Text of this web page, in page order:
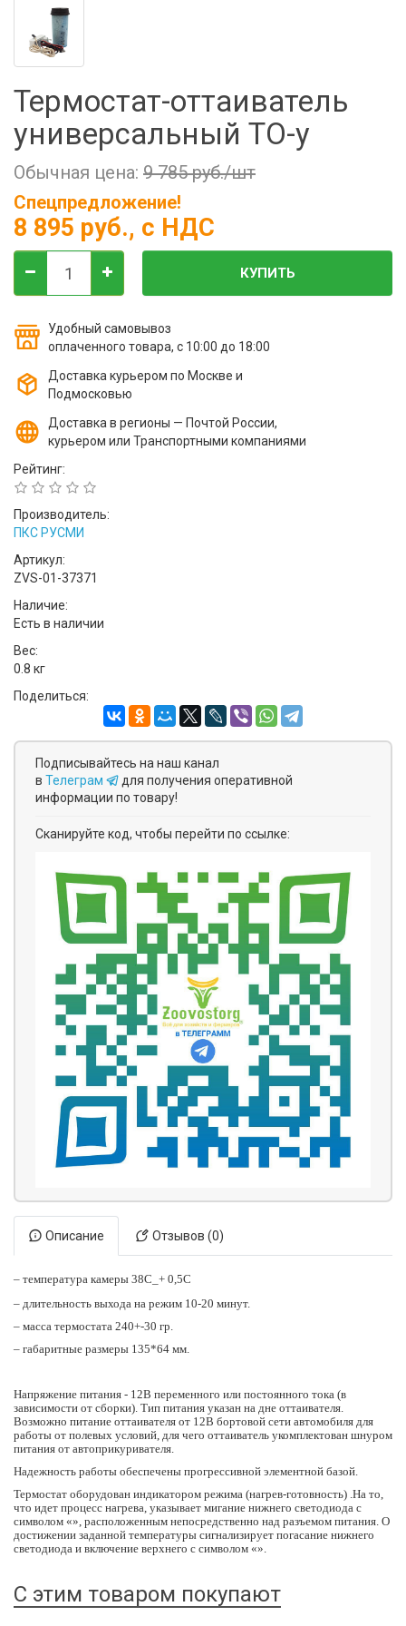
Фильтры молочные
Электронная маркировка коров
Держатели лизунцов
Термостат-оттаиватель
универсальный ТО-у
Обычная цена: 9 785 руб./шт
Спецпредложение!
8 895 руб., с НДС
КУПИТЬ
Удобный самовывоз
оплаченного товара, с 10:00 до 18:00
Доставка курьером по Москве и
Подмосковью
Доставка в регионы — Почтой России,
курьером или Транспортными компаниями
Рейтинг:
Производитель:
ПКС РУСМИ
Артикул:
ZVS-01-37371
Наличие:
Есть в наличии
Вес:
0.8 кг
Поделиться:
Подписывайтесь на наш канал
в Телеграм
для получения оперативной
информации по товару!
Сканируйте код, чтобы перейти по ссылке:
Описание Отзывов (0)
– температура камеры 38С_+ 0,5С
– длительность выхода на режим 10-20 минут.
– масса термостата 240+-30 гр.
– габаритные размеры 135*64 мм.
Напряжение питания - 12В переменного или постоянного тока (в
зависимости от сборки). Тип питания указан на дне оттаивателя.
Возможно питание оттаивателя от 12В бортовой сети автомобиля для
работы от полевых условий, для чего оттаиватель укомплектован шнуром
питания от автоприкуривателя.
Надежность работы обеспечены прогрессивной элементной базой.
Термостат оборудован индикатором режима (нагрев-готовность) .На то,
что идет процесс нагрева, указывает мигание нижнего светодиода с
символом «», расположенным непосредственно над разъемом питания. О
достижении заданной температуры сигнализирует погасание нижнего
светодиода и включение верхнего с символом «».
С этим товаром покупают